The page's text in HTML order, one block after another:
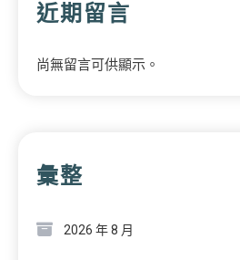
近期留言
尚無留言可供顯示。
彙整
2026 年 8 月